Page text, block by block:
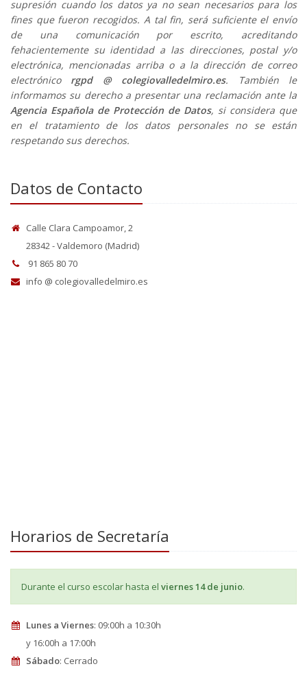
supresión cuando los datos ya no sean necesarios para los
fines que fueron recogidos. A tal fin, será suficiente el envío
de una comunicación por escrito, acreditando
fehacientemente su identidad a las direcciones, postal y/o
electrónica, mencionadas arriba o a la dirección de correo
electrónico rgpd @ colegiovalledelmiro.es. También le
informamos su derecho a presentar una reclamación ante la
Agencia Española de Protección de Datos, si considera que
en el tratamiento de los datos personales no se están
respetando sus derechos.
Datos de Contacto
Calle Clara Campoamor, 2
28342 - Valdemoro (Madrid)
91 865 80 70
info @ colegiovalledelmiro.es
Horarios de Secretaría
Durante el curso escolar hasta el viernes 14 de junio.
Lunes a Viernes: 09:00h a 10:30h
y 16:00h a 17:00h
Sábado: Cerrado